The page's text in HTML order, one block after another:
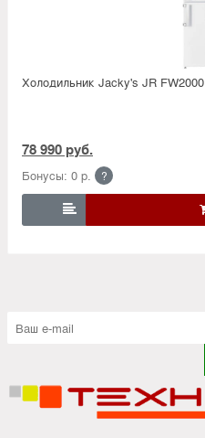
Холодильник Jacky's JR FW2000
78 990 руб.
Бонусы: 0 р. ?
